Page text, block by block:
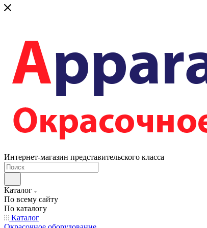
Интернет-магазин представительского класса
Каталог
По всему сайту
По каталогу
Каталог